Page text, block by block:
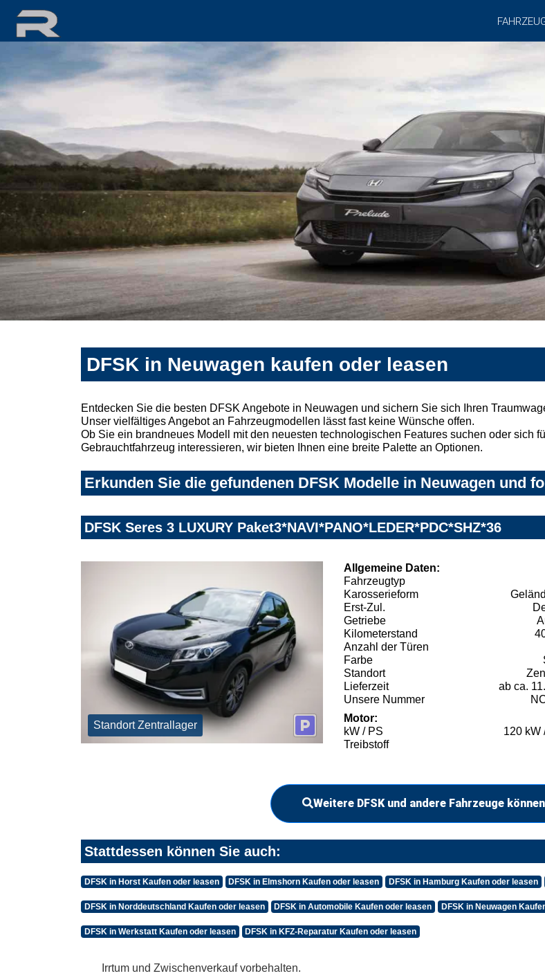
DFSK in Neuwagen kaufen oder leasen
Entdecken Sie die besten DFSK Angebote in Neuwagen und sichern Sie sich Ihren
Unser vielfältiges Angebot an Fahrzeugmodellen lässt fast keine Wünsche offen.
Ob Sie ein brandneues Modell mit den neuesten technologischen Features suchen oder sich
Gebrauchtfahrzeug interessieren, wir bieten Ihnen eine breite Palette an Optionen.
Erkunden Sie die gefundenen DFSK Modelle in Neuwagen und
DFSK Seres 3 LUXURY Paket3*NAVI*PANO*LEDER*PDC*SHZ*36
Standort Zentrallager
Allgemeine Daten:
Fahrzeugtyp
Karosserieform
Erst-Zul.
Getriebe
Kilometerstand
Anzahl der Türen
Farbe
Standort
Lieferzeit
ab ca.
Unsere Nummer
Motor:
kW / PS
120 kW
Treibstoff
Weitere DFSK und andere Fahrzeuge
Stattdessen können Sie auch:
DFSK in Horst Kaufen oder leasen DFSK in Elmshorn Kaufen oder leasen DFSK in Hamburg Kaufen oder leasen
DFSK in Norddeutschland Kaufen oder leasen DFSK in Automobile Kaufen oder leasen DFSK in Neuwagen
DFSK in Werkstatt Kaufen oder leasen DFSK in KFZ-Reparatur Kaufen oder leasen
Irrtum und Zwischenverkauf vorbehalten.